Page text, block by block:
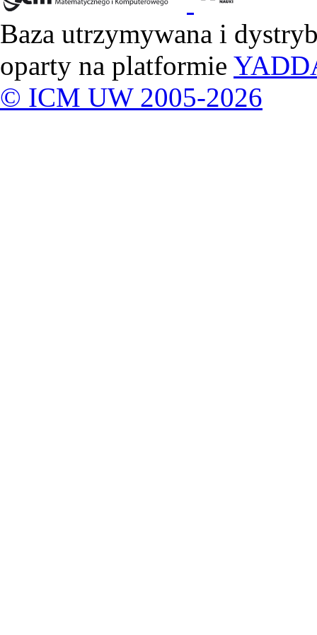
Baza utrzymywana i
oparty na platformie
© ICM UW 2005-2026